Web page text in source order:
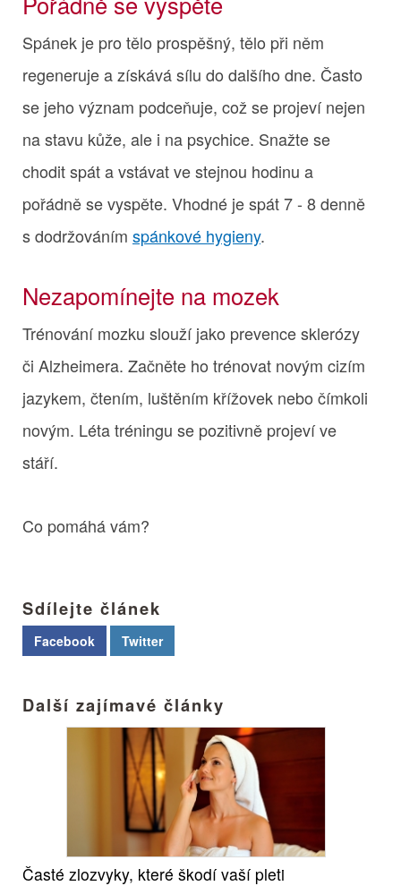
Spánek je pro tělo prospěšný, tělo při něm
regeneruje a získává sílu do dalšího dne. Často
se jeho význam podceňuje, což se projeví nejen
na stavu kůže, ale i na psychice. Snažte se
chodit spát a vstávat ve stejnou hodinu a
pořádně se vyspěte. Vhodné je spát 7 - 8 denně
s dodržováním spánkové hygieny.
Nezapomínejte na mozek
Trénování mozku slouží jako prevence sklerózy
či Alzheimera. Začněte ho trénovat novým cizím
jazykem, čtením, luštěním křížovek nebo čímkoli
novým. Léta tréningu se pozitivně projeví ve
stáří.
Co pomáhá vám?
Sdílejte článek
Facebook Twitter
Další zajímavé články
Časté zlozvyky, které škodí vaší pleti